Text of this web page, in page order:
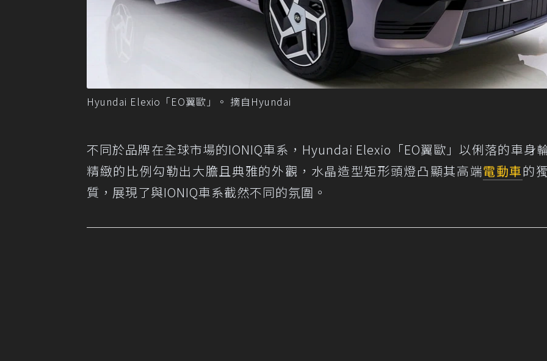
Hyundai Elexio「EO翼歐」。 摘自Hyundai
不同於品牌在全球市場的IONIQ車系，Hyundai Elexio「EO翼歐」以俐落的車身
精緻的比例勾勒出大膽且典雅的外觀，水晶造型矩形頭燈凸顯其高端電動車的
質，展現了與IONIQ車系截然不同的氛圍。